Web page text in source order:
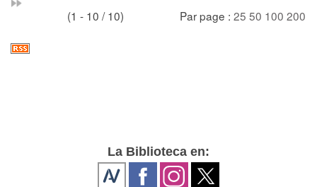
(1 - 10 / 10) Par page : 25 50 100 200
La Biblioteca en: